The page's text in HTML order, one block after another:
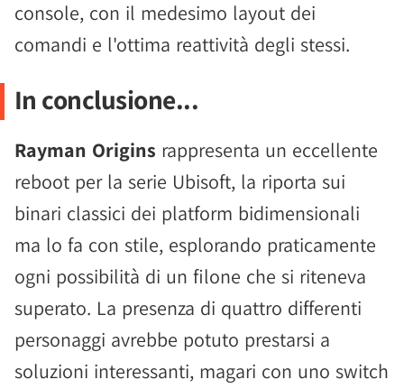
console, con il medesimo layout dei
comandi e l'ottima reattività degli stessi.
In conclusione...
Rayman Origins rappresenta un eccellente
reboot per la serie Ubisoft, la riporta sui
binari classici dei platform bidimensionali
ma lo fa con stile, esplorando praticamente
ogni possibilità di un filone che si riteneva
superato. La presenza di quattro differenti
personaggi avrebbe potuto prestarsi a
soluzioni interessanti, magari con uno switch